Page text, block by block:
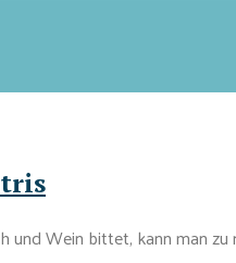
Wein bittet, kann man